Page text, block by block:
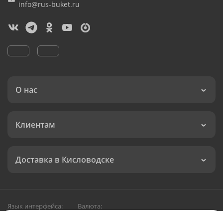
info@rus-buket.ru
О нас
Клиентам
Доставка в Кисловодске
Язык интерфейса: Валюта: